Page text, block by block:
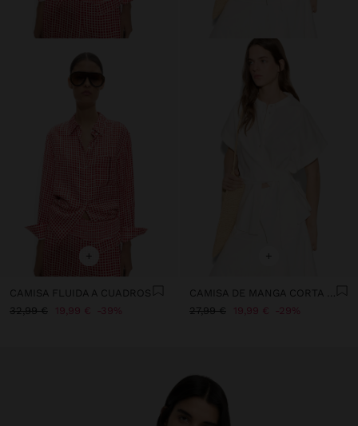
+
CAMISA FLUIDA A CUADROS
32,99 €
19,99 € 39%
+
CAMISA DE MANGA CORTA CON NUDO
27,99 €
19,99 € 29%